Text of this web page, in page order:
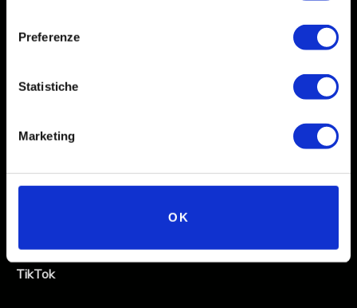
Preferenze
Statistiche
Marketing
OK
Social
X
Youtube
TikTok